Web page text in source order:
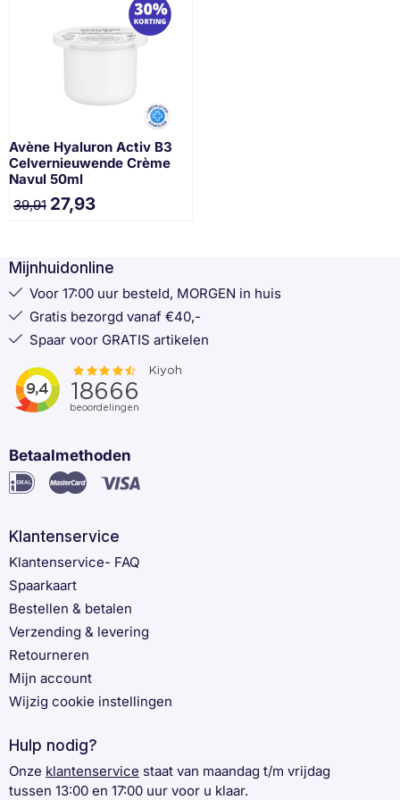
Avène Hyaluron Activ B3
Celvernieuwende Crème
Navul 50ml
39,91 27,93
Mijnhuidonline
Voor 17:00 uur besteld, MORGEN in huis
Gratis bezorgd vanaf €40,-
Spaar voor GRATIS artikelen
Betaalmethoden
Klantenservice
Klantenservice- FAQ
Spaarkaart
Bestellen & betalen
Verzending & levering
Retourneren
Mijn account
Wijzig cookie instellingen
Hulp nodig?
Onze klantenservice staat van maandag t/m vrijdag
tussen 13:00 en 17:00 uur voor u klaar.